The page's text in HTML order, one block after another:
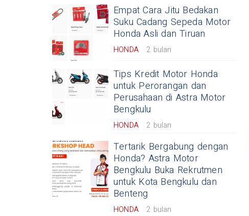
Empat Cara Jitu Bedakan
Suku Cadang Sepeda Motor
Honda Asli dan Tiruan
HONDA 2 bulan
Tips Kredit Motor Honda
untuk Perorangan dan
Perusahaan di Astra Motor
Bengkulu
HONDA 2 bulan
Tertarik Bergabung dengan
Honda? Astra Motor
Bengkulu Buka Rekrutmen
untuk Kota Bengkulu dan
Benteng
HONDA 2 bulan